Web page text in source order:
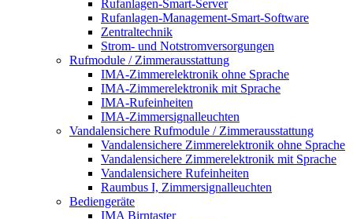
Rufanlagen-Smart-Server
Rufanlagen-Management-Smart-Software
Zentraltechnik
Strom- und Notstromversorgungen
Rufmodule / Zimmerausstattung
IMA-Zimmerelektronik ohne Sprache
IMA-Zimmerelektronik mit Sprache
IMA-Rufeinheiten
IMA-Zimmersignalleuchten
Vandalensichere Rufmodule / Zimmerausstattung
Vandalensichere Zimmerelektronik ohne Sprache
Vandalensichere Zimmerelektronik mit Sprache
Vandalensichere Rufeinheiten
Raumbus I, Zimmersignalleuchten
Bediengeräte
IMA Birntaster